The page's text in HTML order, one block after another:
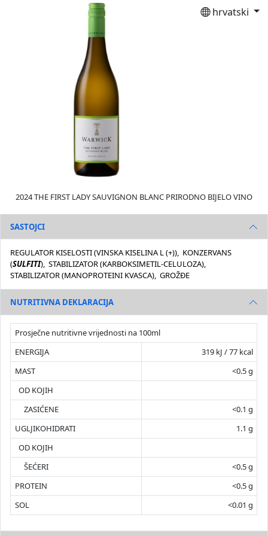
hrvatski
2024 THE FIRST LADY SAUVIGNON BLANC PRIRODNO BIJELO VINO
SASTOJCI
REGULATOR KISELOSTI (VINSKA KISELINA L (+)), KONZERVANS
(SULFITI), STABILIZATOR (KARBOKSIMETIL-CELULOZA),
STABILIZATOR (MANOPROTEINI KVASCA), GROŽĐE
NUTRITIVNA DEKLARACIJA
Prosječne nutritivne vrijednosti na 100ml
ENERGIJA
319 kJ / 77 kcal
MAST
<0.5 g
OD KOJIH
ZASIĆENE
<0.1 g
UGLJIKOHIDRATI
1.1 g
OD KOJIH
ŠEĆERI
<0.5 g
PROTEIN
<0.5 g
SOL
<0.01 g